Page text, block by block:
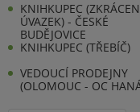
KNIHKUPEC
ÚVAZEK) - ČESKÉ
BUDĚJOVICE
KNIHKUPEC (TŘEBÍČ)
VEDOUCÍ PRODEJNY
(OLOMOUC - OC